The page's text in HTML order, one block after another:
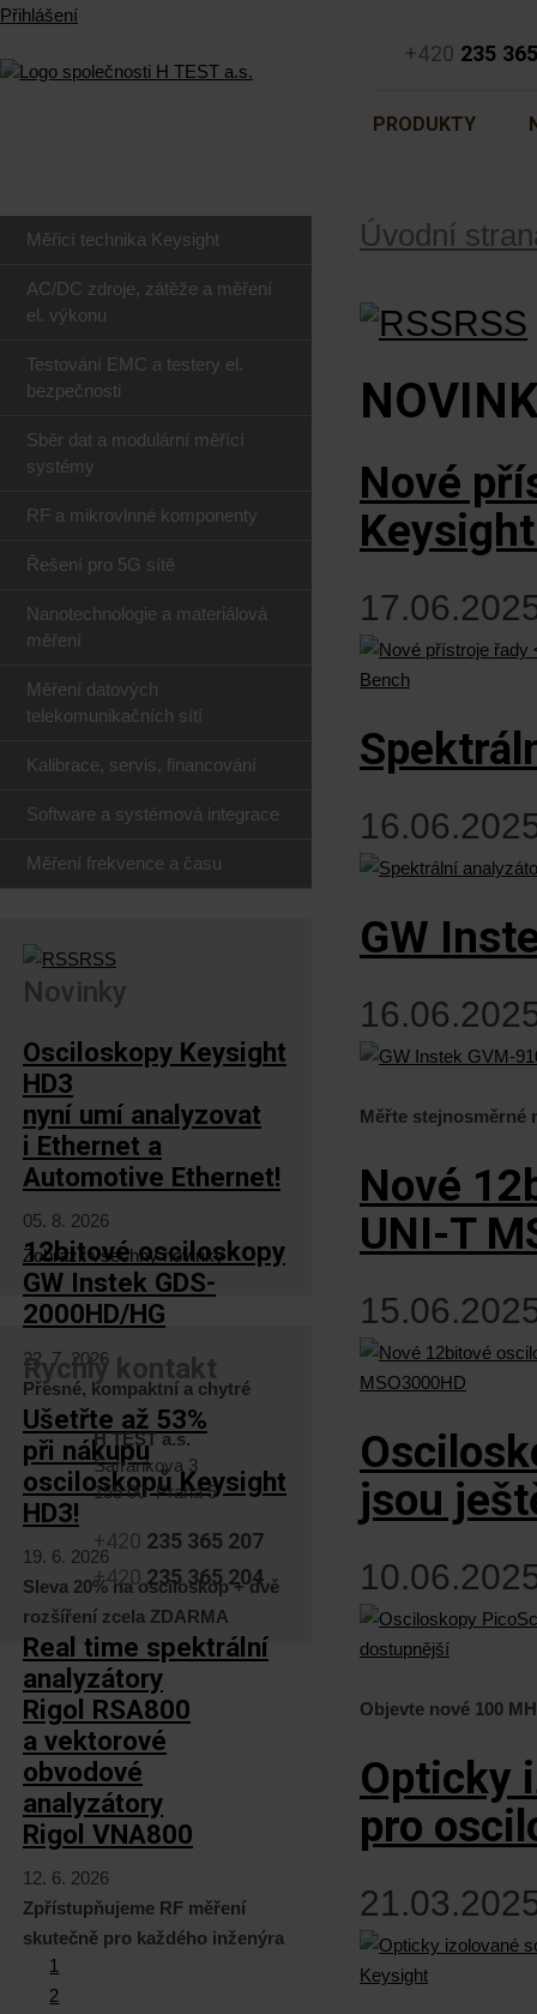
+420 235
PRODUKTY
Přihlášení
Úvodní
RSS
Nové
GW
Měřte stejnosměrné
Nové
UNI-T
jsou
Objevte nové 100
Opticky
pro
Měřicí technika Keysight
AC/DC zdroje, zátěže a měření
el. výkonu
Testování EMC a testery el.
bezpečnosti
Sběr dat a modulární měřící
systémy
RF a mikrovlnné komponenty
Řešení pro 5G sítě
Nanotechnologie a materiálová
měření
Měření datových
telekomunikačních sítí
Kalibrace, servis, financování
Software a systémová integrace
Měření frekvence a času
RSS
Novinky
Osciloskopy Keysight
HD3
nyní umí analyzovat
i Ethernet a
Automotive Ethernet!
05. 8. 2026
12bitové osciloskopy
GW Instek GDS-
2000HD/HG
22. 7. 2026
Přesné, kompaktní a chytré
Ušetřte až 53%
při nákupu
osciloskopů Keysight
HD3!
19. 6. 2026
Sleva 20% na osciloskop + dvě
rozšíření zcela ZDARMA
Real time spektrální
analyzátory
Rigol RSA800
a vektorové
obvodové
analyzátory
Rigol VNA800
12. 6. 2026
Zpřístupňujeme RF měření
skutečně pro každého inženýra
1
2
Zobrazit všechny novinky
Rychlý kontakt
H TEST a.s.
Šafránkova 3
155 00 Praha 5
+420 235 365 207
+420 235 365 204